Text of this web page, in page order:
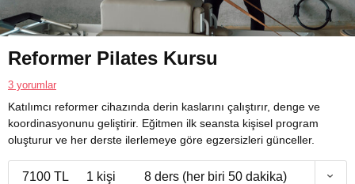
Reformer Pilates Kursu
3 yorumlar
Katılımcı reformer cihazında derin kaslarını çalıştırır, denge ve
koordinasyonunu geliştirir. Eğitmen ilk seansta kişisel program
oluşturur ve her derste ilerlemeye göre egzersizleri günceller.
7100 TL 1 kişi 8 ders (her biri 50 dakika)